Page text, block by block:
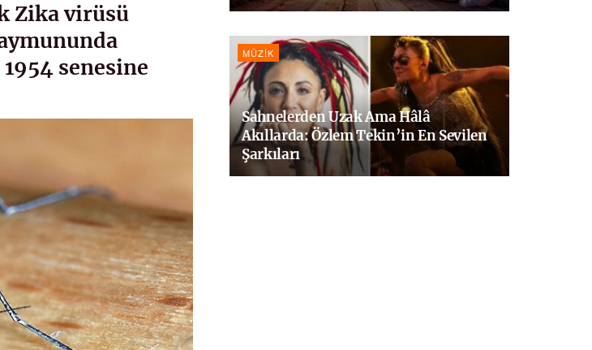
Zika virüsü
senesine
MÜZIK
Sahnelerden Uzak Ama Hâlâ
Akıllarda: Özlem Tekin’in En Sevilen
Şarkıları